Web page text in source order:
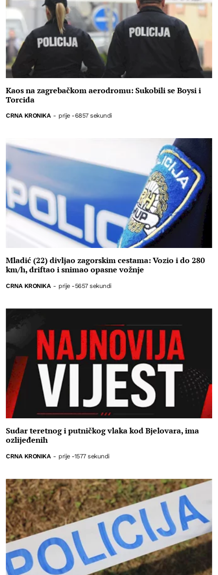
Kaos na zagrebačkom aerodromu: Sukobili se Boysi i
Torcida
CRNA KRONIKA - prije -6857 sekundi
Mladić (22) divljao zagorskim cestama: Vozio i do 280
km/h, driftao i snimao opasne vožnje
CRNA KRONIKA - prije -5657 sekundi
Sudar teretnog i putničkog vlaka kod Bjelovara, ima
ozlijeđenih
CRNA KRONIKA - prije -1577 sekundi